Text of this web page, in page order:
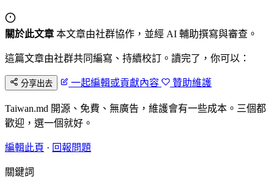
關於此文章 本文章由社群協作，並經 AI 輔助撰寫與審查。
這篇文章由社群共同編寫、持續校訂。讀完了，你可以：
分享出去 一起編輯或貢獻內容 贊助維護
Taiwan.md 開源、免費、無廣告，維護會有一些成本。三個都
歡迎，選一個就好。
編輯此頁 · 回報問題
關鍵詞